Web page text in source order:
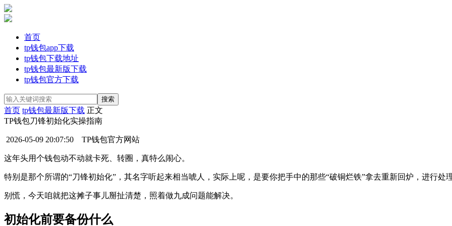
首页
tp钱包app下载
tp钱包下载地址
tp钱包最新版下载
tp钱包官方下载
首页 tp钱包最新版下载 正文
TP钱包刀锋初始化实操指南
2026-05-09 20:07:50 TP钱包官方网站
这年头用个钱包动不动就卡死、转圈，真特么闹心。
特别是那个所谓的“刀锋初始化”，其名字听起来相当唬人，实际上呢，是要你把手中的那些“破铜烂铁”拿去重新回炉，进行处
别慌，今天咱就把这摊子事儿掰扯清楚，照着做九成问题能解决。
初始化前要备份什么